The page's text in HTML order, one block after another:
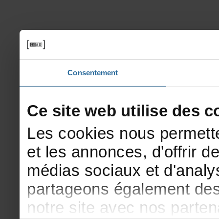
Consentement